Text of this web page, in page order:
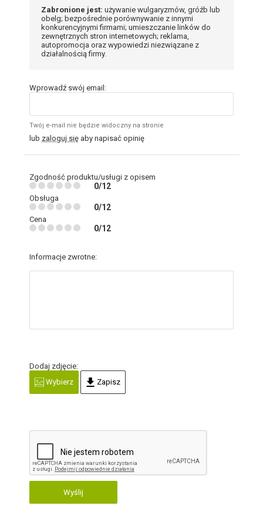
Zabronione jest: używanie wulgaryzmów, gróźb lub
obelg; bezpośrednie porównywanie z innymi
konkurencyjnymi firmami; umieszczanie linków do
zewnętrznych stron internetowych; reklama,
autopromocja oraz wypowiedzi niezwiązane z
działalnością firmy.
Wprowadź swój email:
Twój e-mail nie będzie widoczny na stronie
lub zaloguj się aby napisać opinię
Zgodność produktu/usługi z opisem
0/12
Obsługa
0/12
Cena
0/12
Informacje zwrotne:
Dodaj zdjęcie:
Wybierz
Zapisz
Wyślij